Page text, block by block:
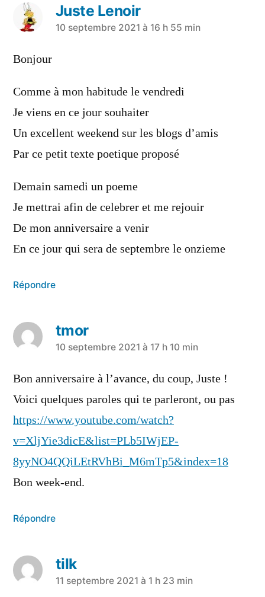
Juste Lenoir
a
10 septembre 2021 à 16 h 55 min
Bonjour
Comme à mon habitude le vendredi
Je viens en ce jour souhaiter
Un excellent weekend sur les blogs d’amis
Par ce petit texte poetique proposé
Demain samedi un poeme
Je mettrai afin de celebrer et me rejouir
De mon anniversaire a venir
En ce jour qui sera de septembre le onzieme
Répondre
tmor
a
dit :
10 septembre 2021 à 17 h 10 min
Bon anniversaire à l’avance, du coup, Juste !
Voici quelques paroles qui te parleront, ou pas
https://www.youtube.com/watch?
v=XljYie3dicE&list=PLb5IWjEP-
8yyNO4QQiLEtRVhBi_M6mTp5&index=18
Bon week-end.
Répondre
tilk
a
11 septembre 2021 à 1 h 23 min